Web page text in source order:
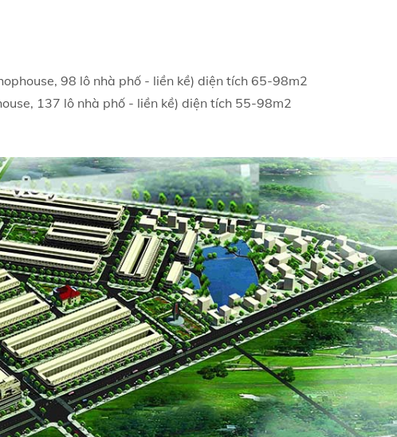
98 lô nhà phố - liền kề) diện tích 65-98m2
137 lô nhà phố - liền kề) diện tích 55-98m2